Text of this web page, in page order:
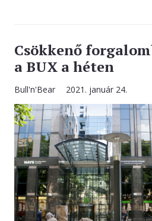
Csökkenő
a BUX a héten
Bull'n'Bear 2021. január 24.